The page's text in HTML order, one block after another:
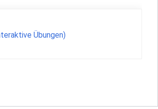
Übungen)